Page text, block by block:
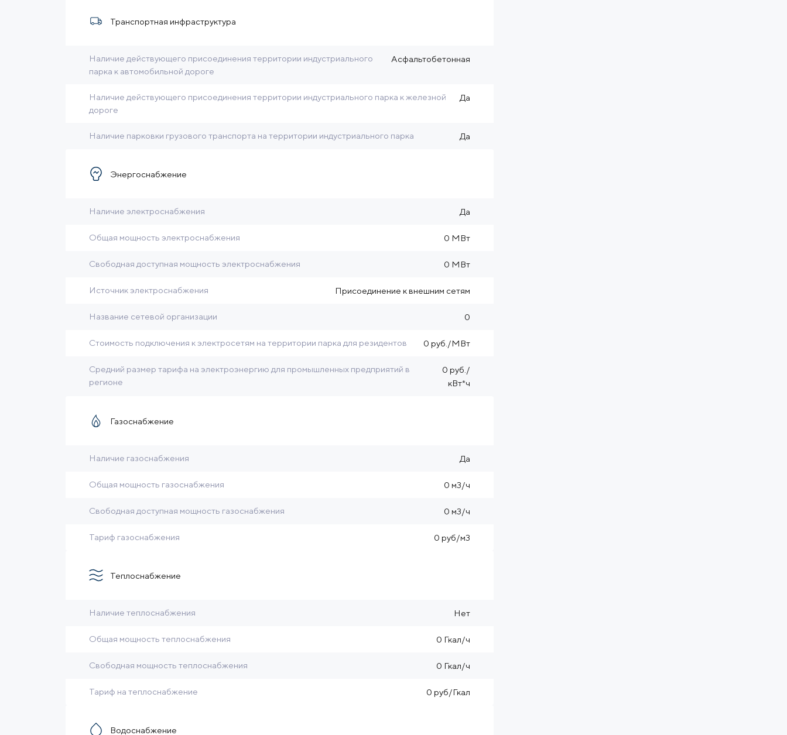
Транспортная инфраструктура
Наличие действующего присоединения территории индустриального
парка к автомобильной дороге
Асфальтобетонная
Наличие действующего присоединения территории индустриального парка к железной
дороге
Да
Наличие парковки грузового транспорта на территории индустриального парка Да
Энергоснабжение
Наличие электроснабжения Да
Общая мощность электроснабжения 0 МВт
Свободная доступная мощность электроснабжения 0 МВт
Источник электроснабжения Присоединение к внешним сетям
Название сетевой организации 0
Стоимость подключения к электросетям на территории парка для резидентов 0 руб./МВт
Средний размер тарифа на электроэнергию для промышленных предприятий в
регионе
0 руб./
кВт*ч
Газоснабжение
Наличие газоснабжения Да
Общая мощность газоснабжения 0 м3/ч
Свободная доступная мощность газоснабжения 0 м3/ч
Тариф газоснабжения 0 руб/м3
Теплоснабжение
Наличие теплоснабжения Нет
Общая мощность теплоснабжения 0 Гкал/ч
Свободная мощность теплоснабжения 0 Гкал/ч
Тариф на теплоснабжение 0 руб/Гкал
Водоснабжение